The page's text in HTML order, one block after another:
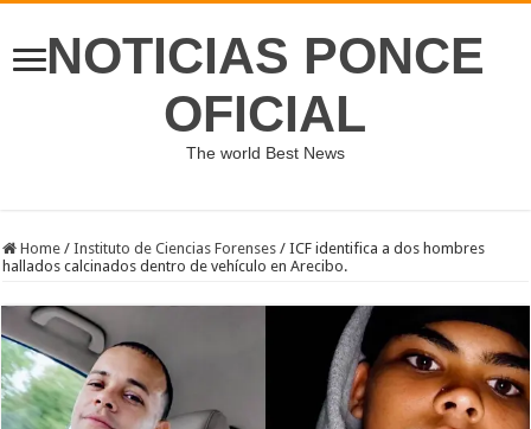
NOTICIAS PONCE
OFICIAL
The world Best News
Home / Instituto de Ciencias Forenses / ICF identifica a dos hombres
hallados calcinados dentro de vehículo en Arecibo.